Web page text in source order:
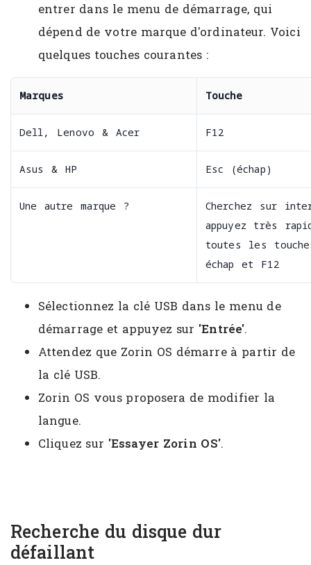
entrer dans le menu de démarrage, qui
dépend de votre marque d'ordinateur. Voici
quelques touches courantes :
Marques Touche
Dell, Lenovo & Acer F12
Asus & HP Esc (échap)
Une autre marque ?
Cherchez sur
appuyez très
toutes les
échap et F12
Sélectionnez la clé USB dans le menu de
démarrage et appuyez sur 'Entrée'.
Attendez que Zorin OS démarre à partir de
la clé USB.
Zorin OS vous proposera de modifier la
langue.
Cliquez sur 'Essayer Zorin OS'.
Recherche du disque dur
défaillant